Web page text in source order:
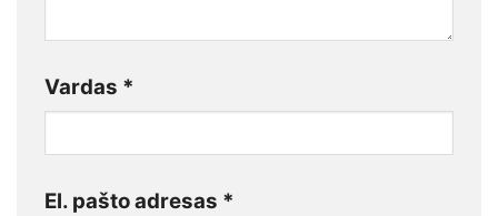
Vardas *
El. pašto adresas *